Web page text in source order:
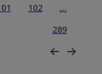
102
…
289